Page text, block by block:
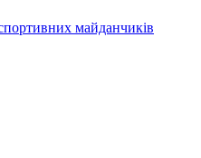
майданчиків